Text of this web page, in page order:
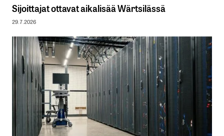
Sijoittajat ottavat aikalisää Wärtsilässä
29.7.2026